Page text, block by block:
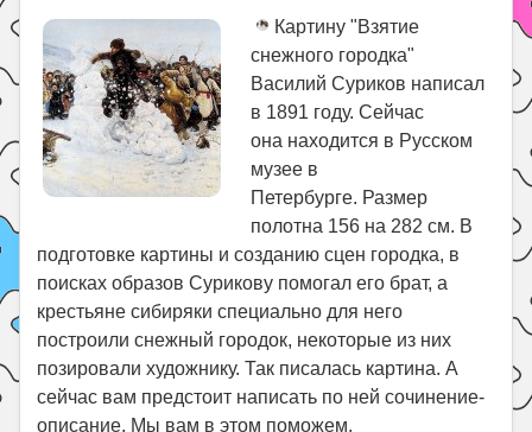
Картину "Взятие
снежного городка"
Василий Суриков написал
в 1891 году. Сейчас
она находится в Русском
музее в
Петербурге. Размер
полотна 156 на 282 см. В
подготовке картины и созданию сцен городка, в
поисках образов Сурикову помогал его брат, а
крестьяне сибиряки специально для него
построили снежный городок, некоторые из них
позировали художнику. Так писалась картина. А
сейчас вам предстоит написать по ней сочинение-
описание. Мы вам в этом поможем.